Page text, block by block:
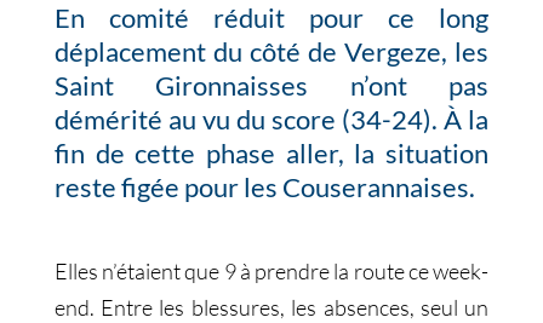
En comité réduit pour ce long
déplacement du côté de Vergeze, les
Saint Gironnaisses n’ont pas
démérité au vu du score (34-24). À la
fin de cette phase aller, la situation
reste figée pour les Couserannaises.
Elles n’étaient que 9 à prendre la route ce week-
end. Entre les blessures, les absences, seul un